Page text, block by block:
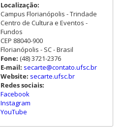
Localização:
Campus Florianópolis - Trindade
Centro de Cultura e Eventos -
Fundos
CEP 88040-900
Florianópolis - SC - Brasil
Fone: (48) 3721-2376
E-mail: secarte@contato.ufsc.br
Website: secarte.ufsc.br
Redes sociais:
Facebook
Instagram
YouTube